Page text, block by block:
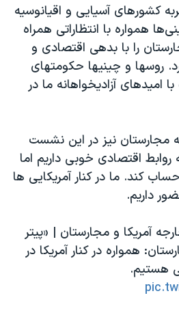
کشورهای آسیایی و اقیانوسیه
همواره با انتظاراتی همراه
را با بدهی اقتصادی و
روسها و چینیها حکومتهای
امیدهای آزادیخواهانه ما در
مجارستان نیز در این نشست
اقتصادی خوبی داریم اما
کند. ما در کنار آمریکایی ها
داریم.
آمریکا و مجارستان | «پیتر
همواره در کنار آمریکا در
هستیم.